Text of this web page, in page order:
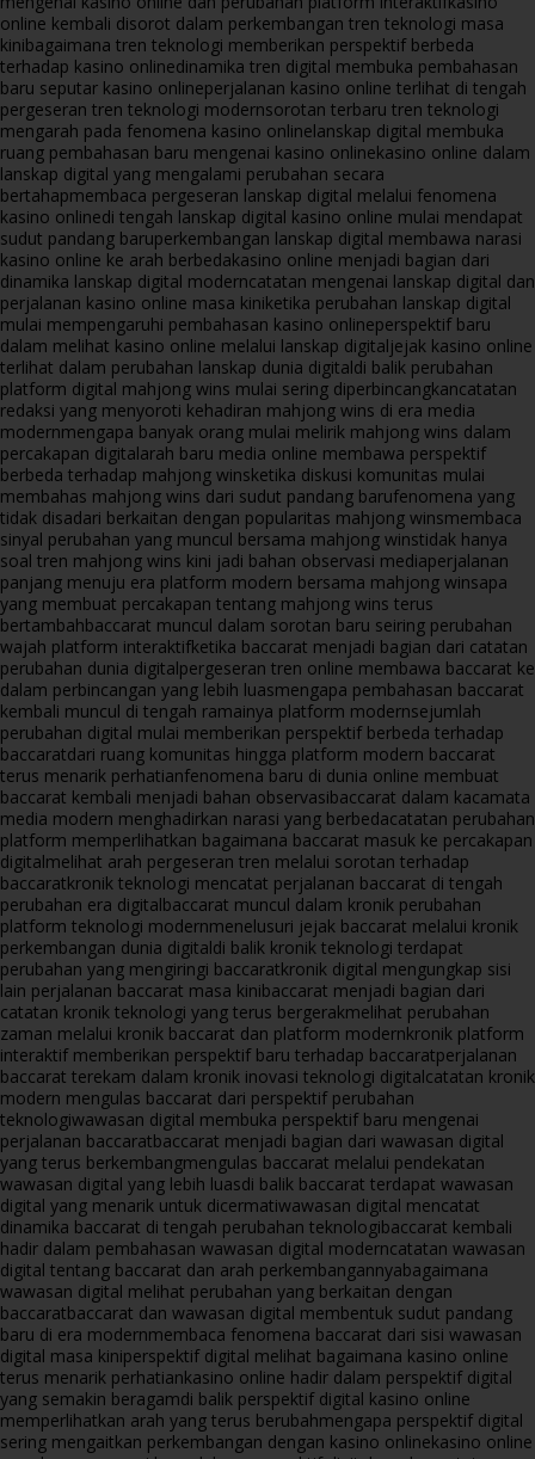
online kembali disorot dalam perkembangan tren teknologi masa
kinibagaimana tren teknologi memberikan perspektif berbeda
terhadap kasino onlinedinamika tren digital membuka pembahasan
baru seputar kasino onlineperjalanan kasino online terlihat di tengah
pergeseran tren teknologi modernsorotan terbaru tren teknologi
mengarah pada fenomena kasino onlinelanskap digital membuka
ruang pembahasan baru mengenai kasino onlinekasino online dalam
lanskap digital yang mengalami perubahan secara
bertahapmembaca pergeseran lanskap digital melalui fenomena
kasino onlinedi tengah lanskap digital kasino online mulai mendapat
sudut pandang baruperkembangan lanskap digital membawa narasi
kasino online ke arah berbedakasino online menjadi bagian dari
dinamika lanskap digital moderncatatan mengenai lanskap digital dan
perjalanan kasino online masa kiniketika perubahan lanskap digital
mulai mempengaruhi pembahasan kasino onlineperspektif baru
dalam melihat kasino online melalui lanskap digitaljejak kasino online
terlihat dalam perubahan lanskap dunia digitaldi balik perubahan
platform digital mahjong wins mulai sering diperbincangkancatatan
redaksi yang menyoroti kehadiran mahjong wins di era media
modernmengapa banyak orang mulai melirik mahjong wins dalam
percakapan digitalarah baru media online membawa perspektif
berbeda terhadap mahjong winsketika diskusi komunitas mulai
membahas mahjong wins dari sudut pandang barufenomena yang
tidak disadari berkaitan dengan popularitas mahjong winsmembaca
sinyal perubahan yang muncul bersama mahjong winstidak hanya
soal tren mahjong wins kini jadi bahan observasi mediaperjalanan
panjang menuju era platform modern bersama mahjong winsapa
yang membuat percakapan tentang mahjong wins terus
bertambahbaccarat muncul dalam sorotan baru seiring perubahan
wajah platform interaktifketika baccarat menjadi bagian dari catatan
perubahan dunia digitalpergeseran tren online membawa baccarat ke
dalam perbincangan yang lebih luasmengapa pembahasan baccarat
kembali muncul di tengah ramainya platform modernsejumlah
perubahan digital mulai memberikan perspektif berbeda terhadap
baccaratdari ruang komunitas hingga platform modern baccarat
terus menarik perhatianfenomena baru di dunia online membuat
baccarat kembali menjadi bahan observasibaccarat dalam kacamata
media modern menghadirkan narasi yang berbedacatatan perubahan
platform memperlihatkan bagaimana baccarat masuk ke percakapan
digitalmelihat arah pergeseran tren melalui sorotan terhadap
baccaratkronik teknologi mencatat perjalanan baccarat di tengah
perubahan era digitalbaccarat muncul dalam kronik perubahan
platform teknologi modernmenelusuri jejak baccarat melalui kronik
perkembangan dunia digitaldi balik kronik teknologi terdapat
perubahan yang mengiringi baccaratkronik digital mengungkap sisi
lain perjalanan baccarat masa kinibaccarat menjadi bagian dari
catatan kronik teknologi yang terus bergerakmelihat perubahan
zaman melalui kronik baccarat dan platform modernkronik platform
interaktif memberikan perspektif baru terhadap baccaratperjalanan
baccarat terekam dalam kronik inovasi teknologi digitalcatatan kronik
modern mengulas baccarat dari perspektif perubahan
teknologiwawasan digital membuka perspektif baru mengenai
perjalanan baccaratbaccarat menjadi bagian dari wawasan digital
yang terus berkembangmengulas baccarat melalui pendekatan
wawasan digital yang lebih luasdi balik baccarat terdapat wawasan
digital yang menarik untuk dicermatiwawasan digital mencatat
dinamika baccarat di tengah perubahan teknologibaccarat kembali
hadir dalam pembahasan wawasan digital moderncatatan wawasan
digital tentang baccarat dan arah perkembangannyabagaimana
wawasan digital melihat perubahan yang berkaitan dengan
baccaratbaccarat dan wawasan digital membentuk sudut pandang
baru di era modernmembaca fenomena baccarat dari sisi wawasan
digital masa kiniperspektif digital melihat bagaimana kasino online
terus menarik perhatiankasino online hadir dalam perspektif digital
yang semakin beragamdi balik perspektif digital kasino online
memperlihatkan arah yang terus berubahmengapa perspektif digital
sering mengaitkan perkembangan dengan kasino onlinekasino online